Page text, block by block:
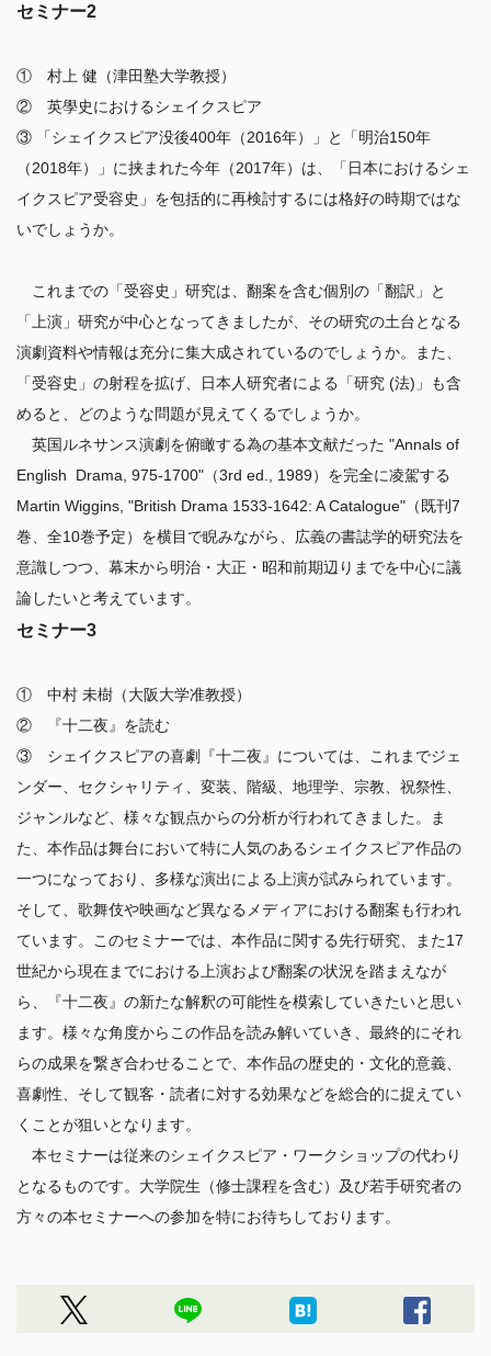
セミナー2
①　村上 健（津田塾大学教授）
②　英學史におけるシェイクスピア
③ 「シェイクスピア没後400年（2016年）」と「明治150年
（2018年）」に挟まれた今年（2017年）は、「日本におけるシェ
イクスピア受容史」を包括的に再検討するには格好の時期ではな
いでしょうか。
これまでの「受容史」研究は、翻案を含む個別の「翻訳」と
「上演」研究が中心となってきましたが、その研究の土台となる
演劇資料や情報は充分に集大成されているのでしょうか。また、
「受容史」の射程を拡げ、日本人研究者による「研究 (法)」も含
めると、どのような問題が見えてくるでしょうか。
英国ルネサンス演劇を俯瞰する為の基本文献だった "Annals of
English  Drama, 975-1700"（3rd ed., 1989）を完全に凌駕する
Martin Wiggins, "British Drama 1533-1642: A Catalogue"（既刊7
巻、全10巻予定）を横目で睨みながら、広義の書誌学的研究法を
意識しつつ、幕末から明治・大正・昭和前期辺りまでを中心に議
セミナー3
①　中村 未樹（大阪大学准教授）
②　『十二夜』を読む
③　シェイクスピアの喜劇『十二夜』については、これまでジェ
ンダー、セクシャリティ、変装、階級、地理学、宗教、祝祭性、
ジャンルなど、様々な観点からの分析が行われてきました。ま
た、本作品は舞台において特に人気のあるシェイクスピア作品の
一つになっており、多様な演出による上演が試みられています。
そして、歌舞伎や映画など異なるメディアにおける翻案も行われ
ています。このセミナーでは、本作品に関する先行研究、また17
世紀から現在までにおける上演および翻案の状況を踏まえなが
ら、『十二夜』の新たな解釈の可能性を模索していきたいと思い
ます。様々な角度からこの作品を読み解いていき、最終的にそれ
らの成果を繋ぎ合わせることで、本作品の歴史的・文化的意義、
喜劇性、そして観客・読者に対する効果などを総合的に捉えてい
くことが狙いとなります。
本セミナーは従来のシェイクスピア・ワークショップの代わり
となるものです。大学院生（修士課程を含む）及び若手研究者の